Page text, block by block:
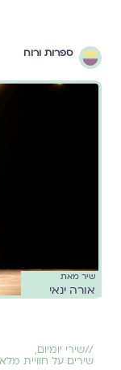
ספרות ורוח
שיר מאת
אורה ינאי
//שירי יומיום,
שירים על חוויית